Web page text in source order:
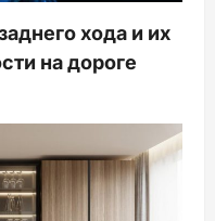
хода и их
на дороге